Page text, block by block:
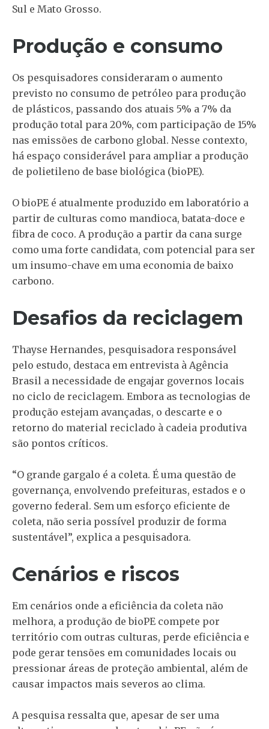
Sul e Mato Grosso.
Produção e consumo
Os pesquisadores consideraram o aumento
previsto no consumo de petróleo para produção
de plásticos, passando dos atuais 5% a 7% da
produção total para 20%, com participação de 15%
nas emissões de carbono global. Nesse contexto,
há espaço considerável para ampliar a produção
de polietileno de base biológica (bioPE).
O bioPE é atualmente produzido em laboratório a
partir de culturas como mandioca, batata-doce e
fibra de coco. A produção a partir da cana surge
como uma forte candidata, com potencial para ser
um insumo-chave em uma economia de baixo
carbono.
Desafios da reciclagem
Thayse Hernandes, pesquisadora responsável
pelo estudo, destaca em entrevista à Agência
Brasil a necessidade de engajar governos locais
no ciclo de reciclagem. Embora as tecnologias de
produção estejam avançadas, o descarte e o
retorno do material reciclado à cadeia produtiva
são pontos críticos.
“O grande gargalo é a coleta. É uma questão de
governança, envolvendo prefeituras, estados e o
governo federal. Sem um esforço eficiente de
coleta, não seria possível produzir de forma
sustentável”, explica a pesquisadora.
Cenários e riscos
Em cenários onde a eficiência da coleta não
melhora, a produção de bioPE compete por
território com outras culturas, perde eficiência e
pode gerar tensões em comunidades locais ou
pressionar áreas de proteção ambiental, além de
causar impactos mais severos ao clima.
A pesquisa ressalta que, apesar de ser uma